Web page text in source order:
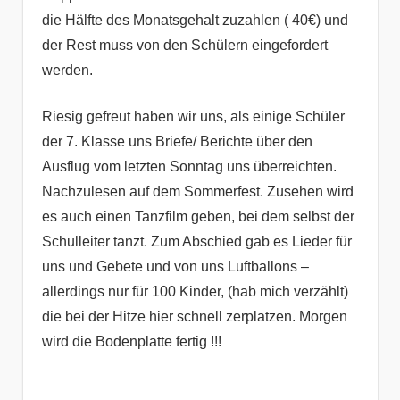
die Hälfte des Monatsgehalt zuzahlen ( 40€) und
der Rest muss von den Schülern eingefordert
werden.
Riesig gefreut haben wir uns, als einige Schüler
der 7. Klasse uns Briefe/ Berichte über den
Ausflug vom letzten Sonntag uns überreichten.
Nachzulesen auf dem Sommerfest. Zusehen wird
es auch einen Tanzfilm geben, bei dem selbst der
Schulleiter tanzt. Zum Abschied gab es Lieder für
uns und Gebete und von uns Luftballons –
allerdings nur für 100 Kinder, (hab mich verzählt)
die bei der Hitze hier schnell zerplatzen. Morgen
wird die Bodenplatte fertig !!!